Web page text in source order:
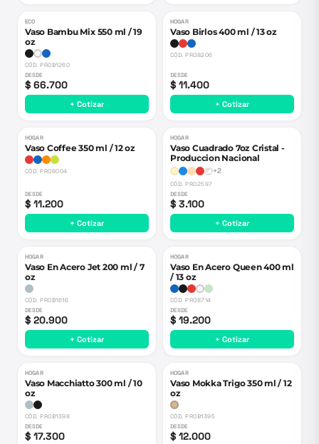
ECO
Vaso Bambu Mix 550 ml / 19
oz
CÓD.PROB1260
DESDE
$ 66.700
+ Cotizar
HOGAR
Vaso Birlos 400 ml / 13 oz
CÓD.PRO8206
DESDE
$ 11.400
+ Cotizar
HOGAR
Vaso Coffee 350 ml / 12 oz
CÓD.PRO8004
DESDE
$ 11.200
+ Cotizar
HOGAR
Vaso Cuadrado 7oz Cristal -
Produccion Nacional
+2
CÓD.PRO2597
DESDE
$ 3.100
+ Cotizar
HOGAR
Vaso En Acero Jet 200 ml / 7
oz
CÓD.PROB1616
DESDE
$ 20.900
+ Cotizar
HOGAR
Vaso En Acero Queen 400 ml
/ 13 oz
CÓD.PRO8714
DESDE
$ 19.200
+ Cotizar
HOGAR
Vaso Macchiatto 300 ml / 10
oz
CÓD.PROB1398
DESDE
$ 17.300
HOGAR
Vaso Mokka Trigo 350 ml / 12
oz
CÓD.PROB1395
DESDE
$ 12.000